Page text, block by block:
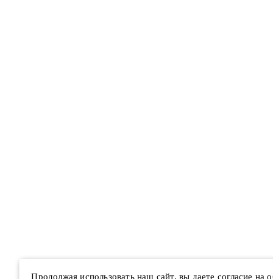
Продолжая использовать наш сайт, вы даете согласие на